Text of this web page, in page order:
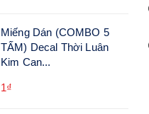
Miếng Dán (COMBO 5
TẤM) Decal Thời Luân
Kim Can...
1₫